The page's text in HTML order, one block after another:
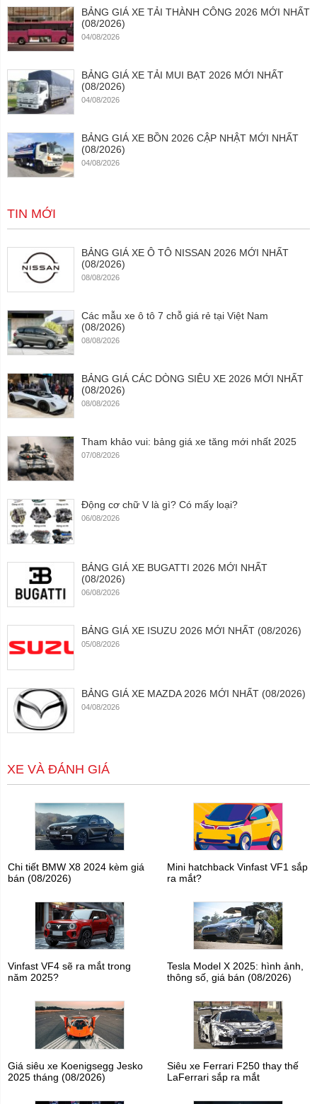
BẢNG GIÁ XE TẢI THÀNH CÔNG 2026 MỚI NHẤT
(08/2026)
04/08/2026
BẢNG GIÁ XE TẢI MUI BẠT 2026 MỚI NHẤT
(08/2026)
04/08/2026
BẢNG GIÁ XE BỒN 2026 CẬP NHẬT MỚI NHẤT
(08/2026)
04/08/2026
TIN MỚI
BẢNG GIÁ XE Ô TÔ NISSAN 2026 MỚI NHẤT
(08/2026)
08/08/2026
Các mẫu xe ô tô 7 chỗ giá rẻ tại Việt Nam
(08/2026)
08/08/2026
BẢNG GIÁ CÁC DÒNG SIÊU XE 2026 MỚI NHẤT
(08/2026)
08/08/2026
Tham khảo vui: bảng giá xe tăng mới nhất 2025
07/08/2026
Động cơ chữ V là gì? Có mấy loại?
06/08/2026
BẢNG GIÁ XE BUGATTI 2026 MỚI NHẤT
(08/2026)
06/08/2026
BẢNG GIÁ XE ISUZU 2026 MỚI NHẤT (08/2026)
05/08/2026
BẢNG GIÁ XE MAZDA 2026 MỚI NHẤT (08/2026)
04/08/2026
XE VÀ ĐÁNH GIÁ
Chi tiết BMW X8 2024 kèm giá
bán (08/2026)
Mini hatchback Vinfast VF1 sắp
ra mắt?
Vinfast VF4 sẽ ra mắt trong
năm 2025?
Tesla Model X 2025: hình ảnh,
thông số, giá bán (08/2026)
Giá siêu xe Koenigsegg Jesko
2025 tháng (08/2026)
Siêu xe Ferrari F250 thay thế
LaFerrari sắp ra mắt